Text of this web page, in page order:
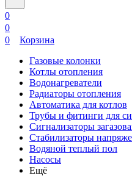
0
0
0
Корзина
Газовые колонки
Котлы отопления
Водонагреватели
Радиаторы отопления
Автоматика для котлов
Трубы и фитинги для
Сигнализаторы
Стабилизаторы
Водяной теплый пол
Насосы
Ещё